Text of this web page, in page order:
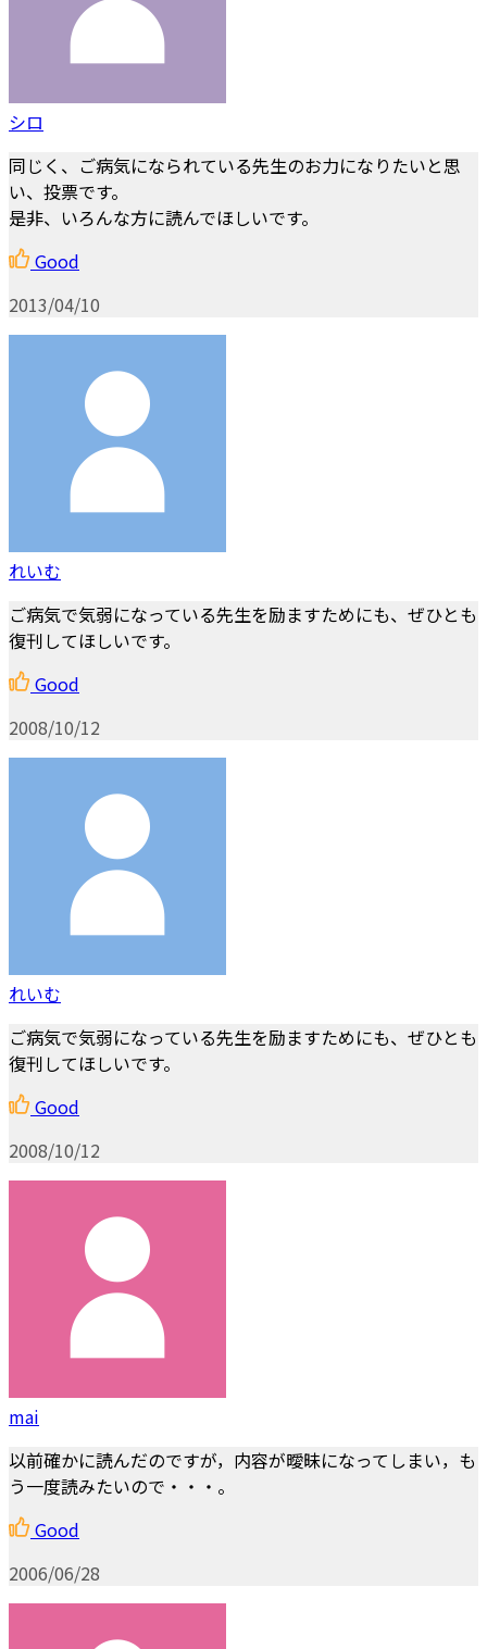
シロ
同じく、ご病気になられている先生のお力になりたいと思
い、投票です。
是非、いろんな方に読んでほしいです。
Good
2013/04/10
れいむ
ご病気で気弱になっている先生を励ますためにも、ぜひとも
復刊してほしいです。
Good
2008/10/12
れいむ
ご病気で気弱になっている先生を励ますためにも、ぜひとも
復刊してほしいです。
Good
2008/10/12
mai
以前確かに読んだのですが，内容が曖昧になってしまい，も
う一度読みたいので・・・。
Good
2006/06/28